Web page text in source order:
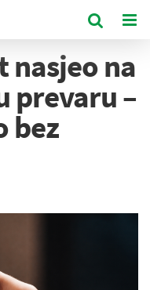
nasjeo na
prevaru –
bez